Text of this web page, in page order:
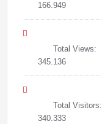
166.949
Total Views:
345.136
Total Visitors:
340.333